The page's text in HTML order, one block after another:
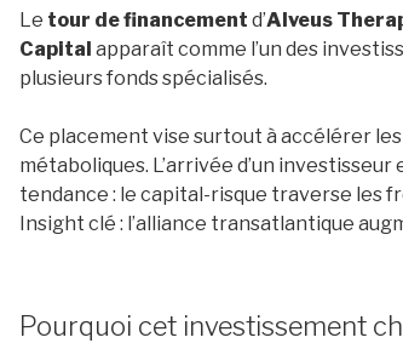
Le tour de financement d’Alveus
Capital apparaît comme l’un des
plusieurs fonds spécialisés.
Ce placement vise surtout à accélérer
métaboliques. L’arrivée d’un
tendance : le capital-risque traverse les
Insight clé : l’alliance transatlantique
Pourquoi cet investissement